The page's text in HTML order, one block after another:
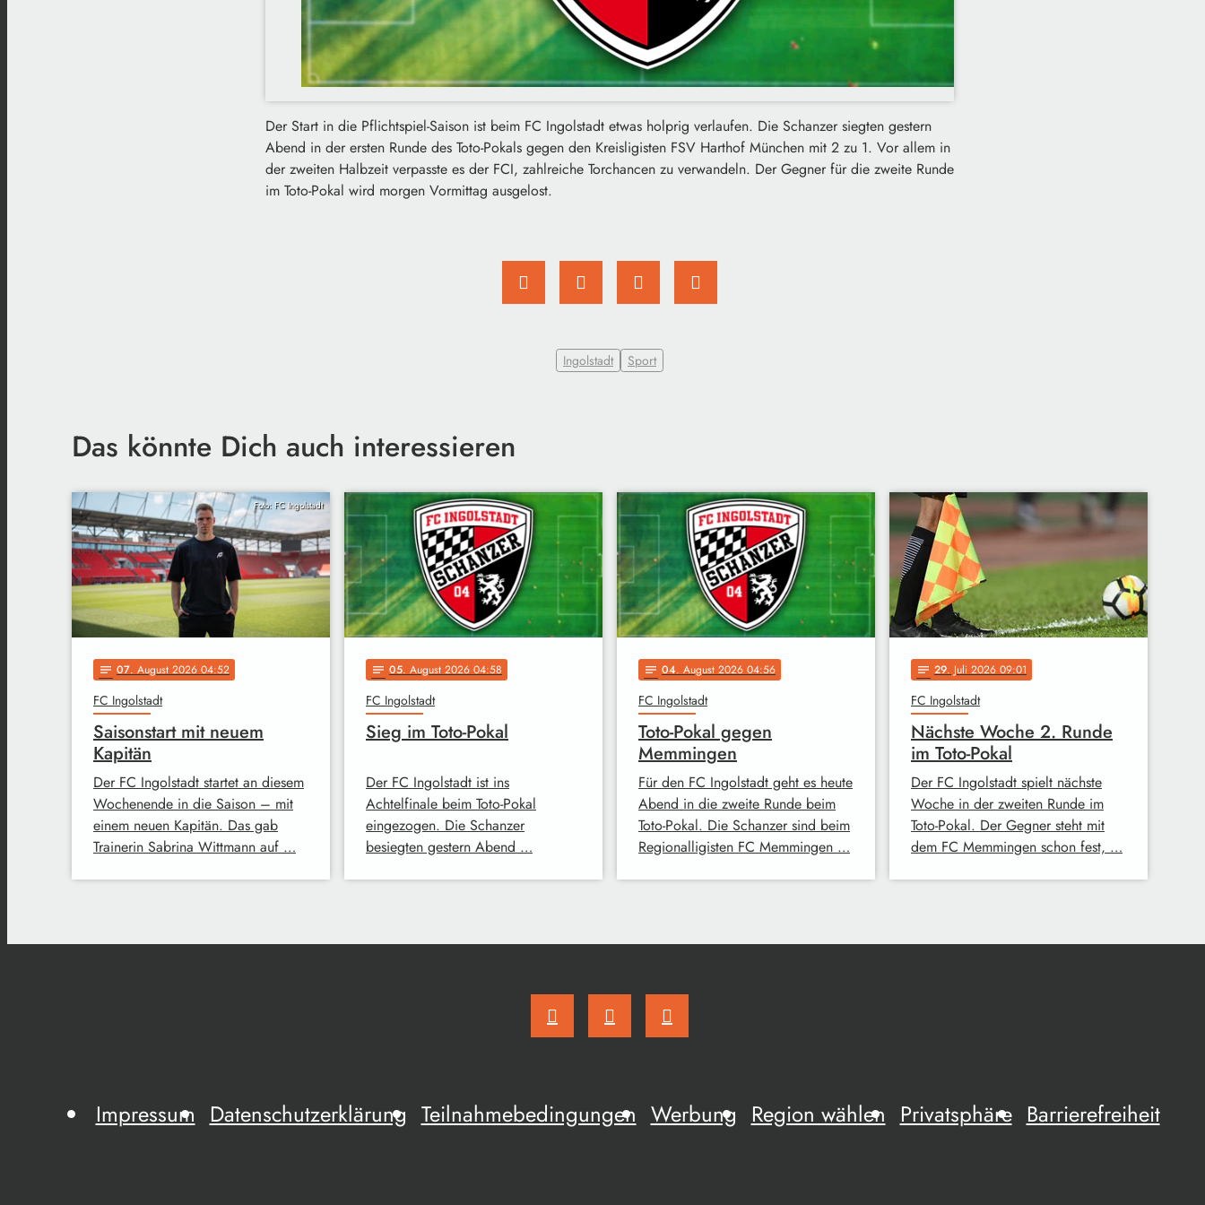
Der Start in die Pflichtspiel-Saison ist beim FC Ingolstadt etwas holprig verlaufen. Die Schanzer siegten gestern
Abend in der ersten Runde des Toto-Pokals gegen den Kreisligisten FSV Harthof München mit 2 zu 1. Vor allem in
der zweiten Halbzeit verpasste es der FCI, zahlreiche Torchancen zu verwandeln. Der Gegner für die zweite Runde
im Toto-Pokal wird morgen Vormittag ausgelost.
Ingolstadt Sport
Das könnte Dich auch interessieren
Foto: FC Ingolstadt
notes 07. August 2026 04:52
FC Ingolstadt
Saisonstart mit neuem
Kapitän
Der FC Ingolstadt startet an diesem
Wochenende in die Saison – mit
einem neuen Kapitän. Das gab
Trainerin Sabrina Wittmann auf …
notes 05. August 2026 04:58
FC Ingolstadt
Sieg im Toto-Pokal
Der FC Ingolstadt ist ins
Achtelfinale beim Toto-Pokal
eingezogen. Die Schanzer
besiegten gestern Abend …
notes 04. August 2026 04:56
FC Ingolstadt
Toto-Pokal gegen
Memmingen
Für den FC Ingolstadt geht es heute
Abend in die zweite Runde beim
Toto-Pokal. Die Schanzer sind beim
Regionalligisten FC Memmingen …
notes 29. Juli 2026 09:01
FC Ingolstadt
Nächste Woche 2. Runde
im Toto-Pokal
Der FC Ingolstadt spielt nächste
Woche in der zweiten Runde im
Toto-Pokal. Der Gegner steht mit
dem FC Memmingen schon fest, …
Impressum Datenschutzerklärung Teilnahmebedingungen Werbung Region wählen Privatsphäre Barrierefreiheit